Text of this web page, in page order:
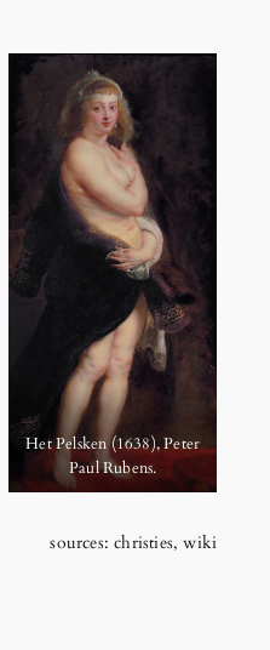
Het Pelsken (1638), Peter
Paul Rubens.
sources: christies, wiki